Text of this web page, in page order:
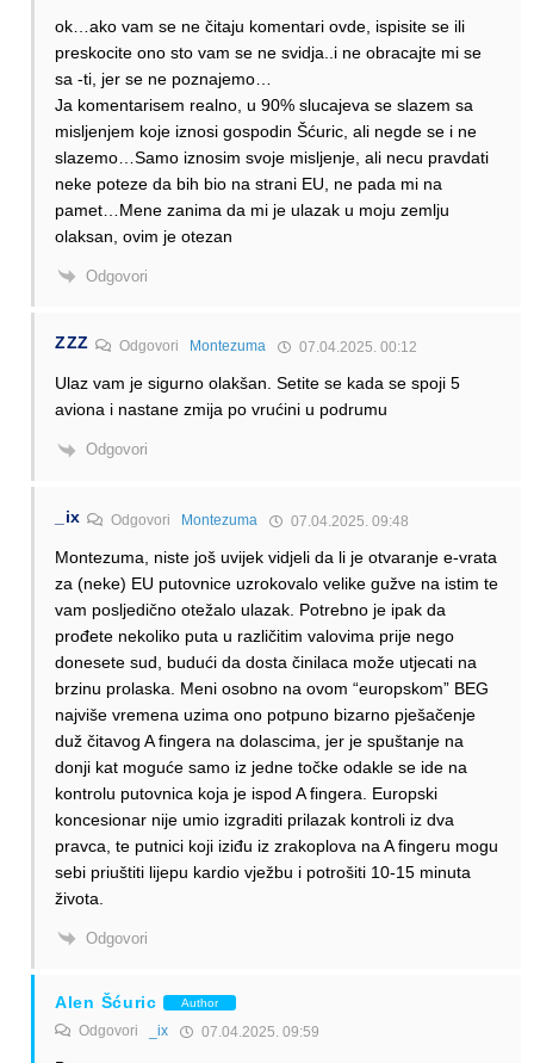
ok…ako vam se ne čitaju komentari ovde, ispisite se ili
preskocite ono sto vam se ne svidja..i ne obracajte mi se
sa -ti, jer se ne poznajemo…
Ja komentarisem realno, u 90% slucajeva se slazem sa
misljenjem koje iznosi gospodin Šćuric, ali negde se i ne
slazemo…Samo iznosim svoje misljenje, ali necu pravdati
neke poteze da bih bio na strani EU, ne pada mi na
pamet…Mene zanima da mi je ulazak u moju zemlju
olaksan, ovim je otezan
Odgovori
ZZZ Odgovori Montezuma 07.04.2025. 00:12
Ulaz vam je sigurno olakšan. Setite se kada se spoji 5
aviona i nastane zmija po vrućini u podrumu
Odgovori
_ix Odgovori Montezuma 07.04.2025. 09:48
Montezuma, niste još uvijek vidjeli da li je otvaranje e-vrata
za (neke) EU putovnice uzrokovalo velike gužve na istim te
vam posljedično otežalo ulazak. Potrebno je ipak da
prođete nekoliko puta u različitim valovima prije nego
donesete sud, budući da dosta činilaca možе utjecati na
brzinu prolaska. Meni osobno na ovom “europskom” BEG
najviše vremena uzima ono potpuno bizarno pješačenje
duž čitavog A fingera na dolascima, jer je spuštanje na
donji kat moguće samo iz jedne točke odakle se ide na
kontrolu putovnica koja je ispod A fingera. Europski
koncesionar nije umio izgraditi prilazak kontroli iz dva
pravca, te putnici koji iziđu iz zrakoplova na A fingeru mogu
sebi priuštiti lijepu kardio vježbu i potrošiti 10-15 minuta
života.
Odgovori
Alen Šćuric Author
Odgovori _ix 07.04.2025. 09:59